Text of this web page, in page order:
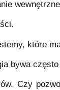
które
bywa
Czy